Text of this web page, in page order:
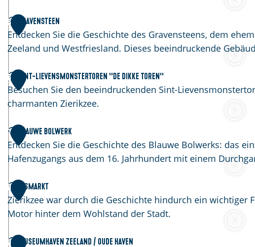
Z
i
e
r
i
k
z
e
e
d
e
H
a
e
n
e
d
h
u
i
s
m
u
s
e
u
m
Z
i
e
r
i
k
z
5 Gravensteen
Entdecken Sie die Geschichte des Gravensteens, dem
Zeeland und Westfriesland. Dieses beeindruckende
G
r
a
v
e
n
s
t
e
e
n
6 Sint-Lievensmonstertoren ''De Dikke Toren''
Besuchen Sie den beeindruckenden Sint-
charmanten Zierikzee.
S
i
n
t
-
L
i
e
v
e
n
s
m
7 Blauwe Bolwerk
Entdecken Sie die Geschichte des Blauwe Bolwerks: das
Hafenzugangs aus dem 16. Jahrhundert mit einem
B
l
a
u
w
e
B
o
l
8 Vismarkt
Zierikzee war durch die Geschichte hindurch ein wichtiger
Motor hinter dem Wohlstand der Stadt.
V
i
s
m
a
9 Museumhaven Zeeland / Oude Haven
M